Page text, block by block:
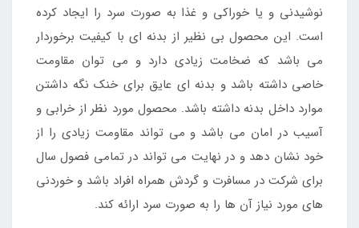
نوشیدنی و یا خوراکی و غذا به صورت سرد را ایجاد کرده
است. این محصول بی نظیر از بدنه ای با کیفیت برخوردار
می باشد که ضخامت زیادی دارد و می توان مقاومت
خاصی داشته باشد و بدنه ای عایق برای خنک نگه داشتن
موارد داخل بدنه داشته باشد. محصول مورد نظر از خرابی و
آسیب در امان می باشد و می تواند مقاومت زیادی را از
خود نشان دهد و در نهایت می تواند در تمامی فصول سال
برای شرکت در مسافرت و گردش همراه افراد باشد و خوردنی
های مورد نیاز آن ها را به صورت سرد ارائه کند.